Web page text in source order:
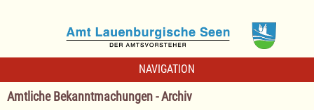
NAVIGATION
Amtliche Bekanntmachungen - Archiv